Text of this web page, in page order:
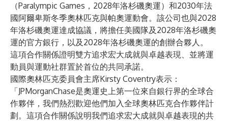
（Paralympic Games，2028年洛杉磯奧運）和2030年法
國阿爾卑斯冬季奧林匹克與帕奧運動會。該公司也與2028
年洛杉磯奧運達成協議，將擔任美國隊及2028年洛杉磯奧
運的官方銀行，以及2028年洛杉磯奧運的創辦合夥人。
這項合作關係證明雙方追求宏大成就與卓越表現、並將運
動員與運動社群置於首位的共同承諾。
國際奧林匹克委員會主席Kirsty Coventry表示：
「JPMorganChase是奧運史上第一位來自銀行界的全球合
作夥伴，我們熱烈歡迎他們加入全球奧林匹克合作夥伴計
劃。這項合作關係說明我們追求宏大成就與卓越表現的共